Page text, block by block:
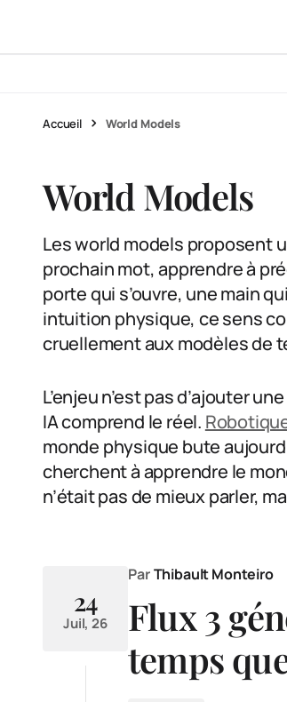
Accueil World Models
World Models
Les world models proposent
prochain mot, apprendre à
porte qui s’ouvre, une main
intuition physique, ce sens
cruellement aux modèles de
L’enjeu n’est pas d’ajouter
IA comprend le réel.
monde physique bute
cherchent à apprendre le
n’était pas de mieux parler,
24
Juil, 26
Par Thibault Monteiro
Flux 3
temps